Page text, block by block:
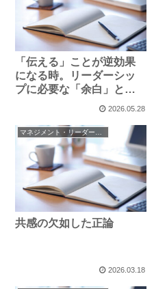
「伝える」ことが逆効果
になる時。リーダーシッ
プに必要な「余白」と
2026.05.28
マネジメント・リーダーシップ
共感の欠如した正論
2026.03.18